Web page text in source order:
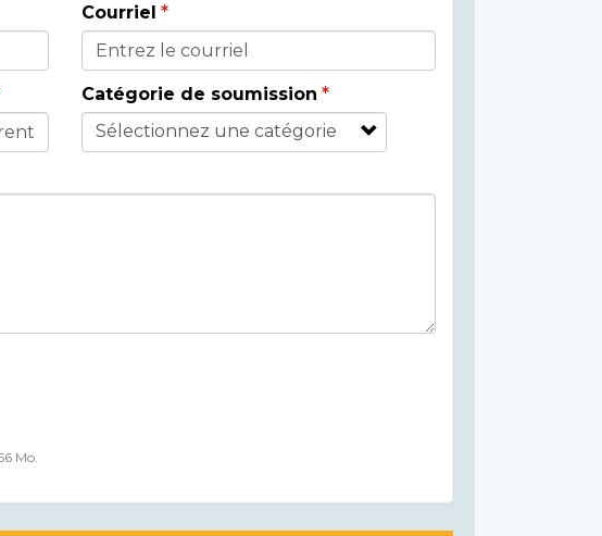
Courriel
Catégorie de soumission
Mo.